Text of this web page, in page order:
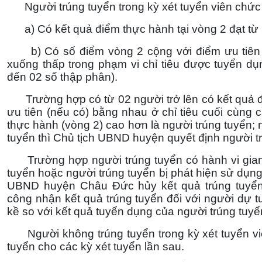
Người trúng tuyển trong kỳ xét tuyển viên chức
a) Có kết quả điểm thực hành tại vòng 2 đạt từ
b) Có số điểm vòng 2 cộng với điểm ưu tiên
xuống thấp trong phạm vi chỉ tiêu được tuyển
đến 02 số thập phân).
Trường hợp có từ 02 người trở lên có kết quả
ưu tiên (nếu có) bằng nhau ở chỉ tiêu cuối cùng
thực hành (vòng 2) cao hơn là người trúng
tuyển thì Chủ tịch UBND huyện quyết định người
Trường hợp người trúng tuyển có hành vi
tuyển hoặc người trúng tuyển bị phát hiện sử
UBND huyện Châu Đức hủy kết quả trúng
công nhận kết quả trúng tuyển đối với người dự
kề so với kết quả tuyển dụng của người trúng
Người không trúng tuyển trong kỳ xét tuyển
tuyển cho các kỳ xét tuyển lần sau.